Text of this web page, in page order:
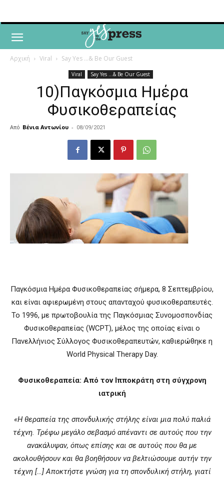
Αρχική Viral Say Yes ...& Be Our Guest
Viral Say Yes ...& Be Our Guest
10)Παγκόσμια Ημέρα
Φυσικοθεραπείας
Από Βένια Αντωνίου - 08/09/2021
Παγκόσμια Ημέρα Φυσικοθεραπείας σήμερα, 8 Σεπτεμβρίου,
και είναι αφιερωμένη στους απανταχού φυσικοθεραπευτές.
Το 1996, με πρωτοβουλία της Παγκόσμιας Συνομοσπονδίας
Φυσικοθεραπείας (WCPT), μέλος της οποίας είναι ο
Πανελλήνιος Σύλλογος Φυσικοθεραπευτών, καθιερώθηκε η
World Physical Therapy Day.
Φυσικοθεραπεία: Από τον Ιπποκράτη στη σύγχρονη
ιατρική
«Η θεραπεία της σπονδυλικής στήλης είναι μια πολύ παλιά
τέχνη. Τρέφω μεγάλο σεβασμό απέναντι σε αυτούς που την
ανακάλυψαν, όπως επίσης και σε αυτούς που θα με
ακολουθήσουν και θα βοηθήσουν να βελτιώσουμε αυτήν την
τέχνη […] Αποκτήστε γνώση για τη σπονδυλική στήλη, γιατί